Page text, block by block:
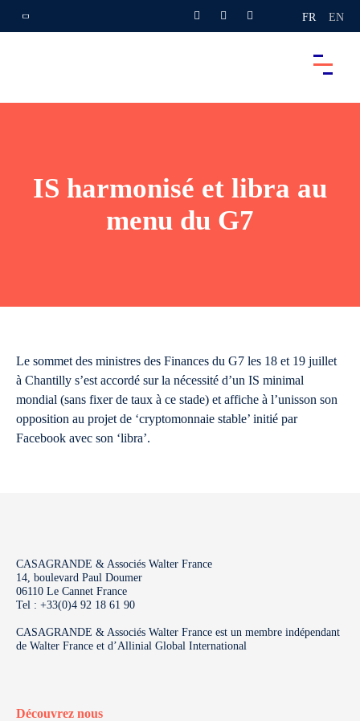
FR EN
IS harmonisé et libra au
menu du G7
Le sommet des ministres des Finances du G7 les 18 et 19 juillet
à Chantilly s’est accordé sur la nécessité d’un IS minimal
mondial (sans fixer de taux à ce stade) et affiche à l’unisson son
opposition au projet de ‘cryptomonnaie stable’ initié par
Facebook avec son ‘libra’.
CASAGRANDE & Associés Walter France
14, boulevard Paul Doumer
06110 Le Cannet France
Tel : +33(0)4 92 18 61 90
CASAGRANDE & Associés Walter France est un membre indépendant
de Walter France et d’Allinial Global International
Découvrez nous